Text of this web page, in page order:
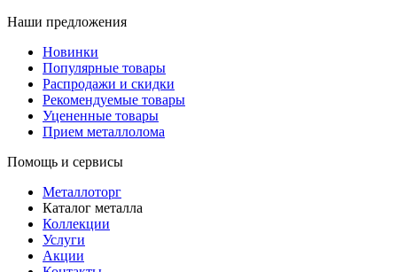
Наши предложения
Новинки
Популярные товары
Распродажи и скидки
Рекомендуемые товары
Уцененные товары
Прием металлолома
Помощь и сервисы
Металлоторг
Каталог металла
Коллекции
Услуги
Акции